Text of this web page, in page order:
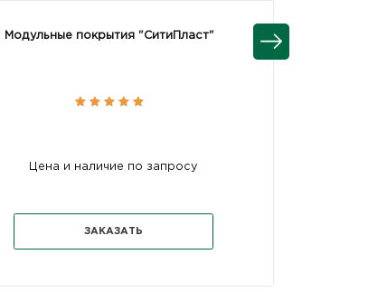
Модульные покрытия "СитиПласт"
Цена и наличие по запросу
ЗАКАЗАТЬ